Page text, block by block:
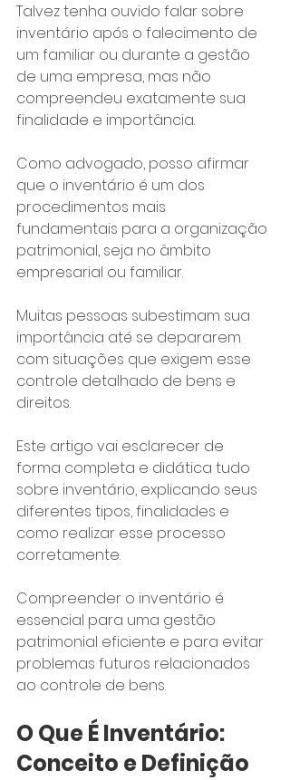
Talvez tenha ouvido falar sobre
inventário após o falecimento de
um familiar ou durante a gestão
de uma empresa, mas não
compreendeu exatamente sua
finalidade e importância.
Como advogado, posso afirmar
que o inventário é um dos
procedimentos mais
fundamentais para a organização
patrimonial, seja no âmbito
empresarial ou familiar.
Muitas pessoas subestimam sua
importância até se depararem
com situações que exigem esse
controle detalhado de bens e
direitos.
Este artigo vai esclarecer de
forma completa e didática tudo
sobre inventário, explicando seus
diferentes tipos, finalidades e
como realizar esse processo
corretamente.
Compreender o inventário é
essencial para uma gestão
patrimonial eficiente e para evitar
problemas futuros relacionados
ao controle de bens.
O Que É Inventário:
Conceito e Definição